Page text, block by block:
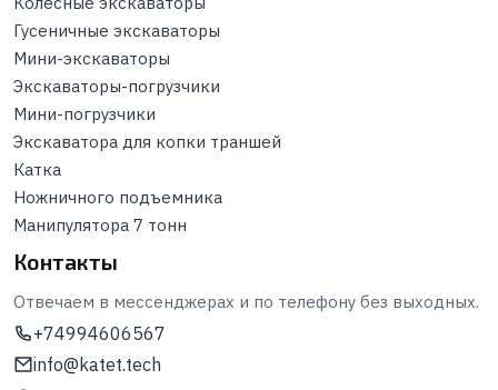
Гусеничные экскаваторы
Мини-экскаваторы
Экскаваторы-погрузчики
Мини-погрузчики
Экскаватора для копки траншей
Катка
Ножничного подъемника
Манипулятора 7 тонн
Контакты
Отвечаем в мессенджерах и по телефону без выходных.
+74994606567
info@katet.tech